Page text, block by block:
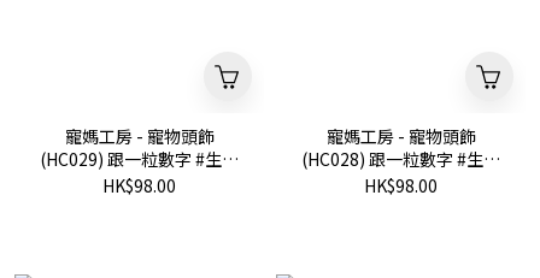
寵媽工房 - 寵物頭飾
(HC029) 跟一粒數字 #生日
帽
HK$98.00
寵媽工房 - 寵物頭飾
(HC028) 跟一粒數字 #生日
帽
HK$98.00